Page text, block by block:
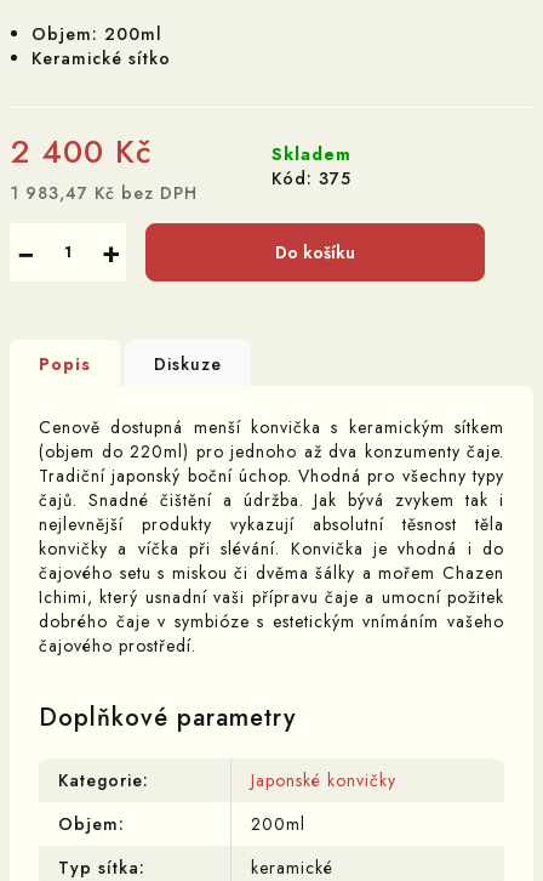
Objem: 200ml
Keramické sítko
2 400 Kč
1 983,47 Kč bez DPH
Skladem
Kód: 375
+
− Do košíku
Popis Diskuze
Cenově dostupná menší konvička s keramickým sítkem
(objem do 220ml) pro jednoho až dva konzumenty čaje.
Tradiční japonský boční úchop. Vhodná pro všechny typy
čajů. Snadné čištění a údržba. Jak bývá zvykem tak i
nejlevnější produkty vykazují absolutní těsnost těla
konvičky a víčka při slévání. Konvička je vhodná i do
čajového setu s miskou či dvěma šálky a mořem Chazen
Ichimi, který usnadní vaši přípravu čaje a umocní požitek
dobrého čaje v symbióze s estetickým vnímáním vašeho
čajového prostředí.
Doplňkové parametry
Kategorie:
Japonské konvičky
Objem:
200ml
Typ sítka: keramické